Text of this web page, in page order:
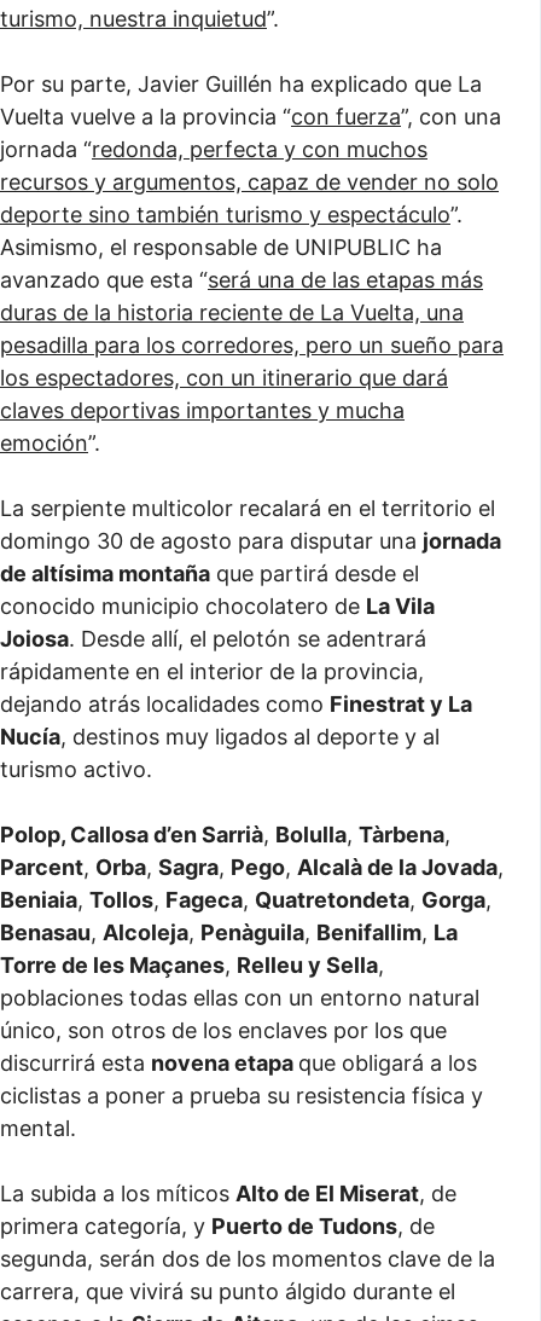
turismo, nuestra inquietud”.
Por su parte, Javier Guillén ha explicado que La
Vuelta vuelve a la provincia “con fuerza”, con una
jornada “redonda, perfecta y con muchos
recursos y argumentos, capaz de vender no solo
deporte sino también turismo y espectáculo”.
Asimismo, el responsable de UNIPUBLIC ha
avanzado que esta “será una de las etapas más
duras de la historia reciente de La Vuelta, una
pesadilla para los corredores, pero un sueño para
los espectadores, con un itinerario que dará
claves deportivas importantes y mucha
emoción”.
La serpiente multicolor recalará en el territorio el
domingo 30 de agosto para disputar una jornada
de altísima montaña que partirá desde el
conocido municipio chocolatero de La Vila
Joiosa. Desde allí, el pelotón se adentrará
rápidamente en el interior de la provincia,
dejando atrás localidades como Finestrat y La
Nucía, destinos muy ligados al deporte y al
turismo activo.
Polop, Callosa d’en Sarrià, Bolulla, Tàrbena,
Parcent, Orba, Sagra, Pego, Alcalà de la Jovada,
Beniaia, Tollos, Fageca, Quatretondeta, Gorga,
Benasau, Alcoleja, Penàguila, Benifallim, La
Torre de les Maçanes, Relleu y Sella,
poblaciones todas ellas con un entorno natural
único, son otros de los enclaves por los que
discurrirá esta novena etapa que obligará a los
ciclistas a poner a prueba su resistencia física y
mental.
La subida a los míticos Alto de El Miserat, de
primera categoría, y Puerto de Tudons, de
segunda, serán dos de los momentos clave de la
carrera, que vivirá su punto álgido durante el